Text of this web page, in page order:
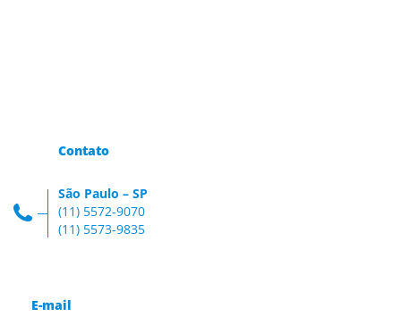
Contato
São Paulo – SP
(11) 5572-9070
(11) 5573-9835
E-mail